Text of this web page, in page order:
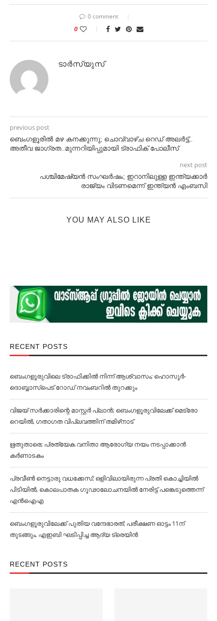
0 comment
0
ടാർസ്യുസ്
previous post
ബെംഗളൂരില്‍ മഴ കനക്കുന്നു; ചൊവ്വാഴ്ച റെഡ് അലര്‍ട്ട്,.
അതീവ ജാഗ്രത..മുന്നറിയിപ്പുമായി ട്രാഫിക് പോലീസ്
next post
പശ്ചിമേഷ്യന്‍ സംഘര്‍ഷം; ഇറാനിലുള്ള ഇന്ത്യക്കാര്‍
രാജ്യം വിടണമെന്ന് ഇന്ത്യന്‍ എംബസി
YOU MAY ALSO LIKE
RECENT POSTS
ബെംഗളൂരുവിലെ ട്രാഫിക്കില്‍ നിന്ന് ആശ്വാസം; ഹൊസൂര്‍-
ദൊബ്ബാസ്പെട് റോഡ് നവംബറില്‍ തുറക്കും
വിജയ് സര്‍ക്കാരിന്റെ മാസ്റ്റര്‍ പ്ലാന്‍; ബെംഗളൂരുവിലേക്ക് മെട്രോ
റെയില്‍, ഗതാഗത വിപ്ലവത്തിന് തമിഴ്‌നാട്
ഋതുതാരെ; പ്രത്യേക വനിതാ ആരോഗ്യ നയം നടപ്പാക്കാൻ
കര്‍ണാടകം
പ്രവീൺ നെട്ടാരു വധക്കേസ്; ഒളിവിലായിരുന്ന പ്രതി കൊച്ചിയിൽ
പിടിയിൽ, കൊലപാതക ഗൂഢാലോചനയിൽ നേരിട്ട് പങ്കെടുത്തെന്ന്
എൻഐഎ
ബെംഗളൂരുവിലേക്ക് പുതിയ വന്ദേഭാരത്; പരീക്ഷണ ഓട്ടം 11ന്
തുടങ്ങും, എഇബി ഘടിപ്പിച്ച ആദ്യ ട്രെയിന്‍
RECENT POSTS